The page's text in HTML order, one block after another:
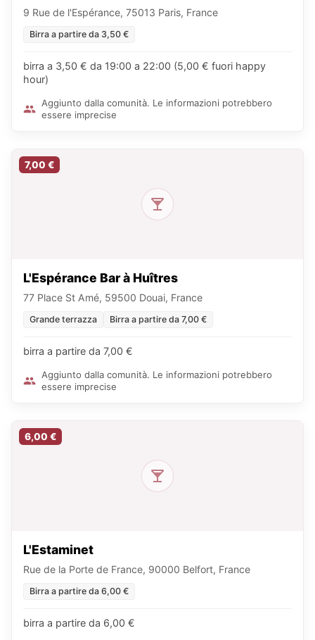
9 Rue de l'Espérance, 75013 Paris, France
Birra a partire da 3,50 €
birra a 3,50 € da 19:00 a 22:00 (5,00 € fuori happy
hour)
Aggiunto dalla comunità. Le informazioni potrebbero
essere imprecise
7,00 €
L'Espérance Bar à Huîtres
77 Place St Amé, 59500 Douai, France
Grande terrazza Birra a partire da 7,00 €
birra a partire da 7,00 €
Aggiunto dalla comunità. Le informazioni potrebbero
essere imprecise
6,00 €
L'Estaminet
Rue de la Porte de France, 90000 Belfort, France
Birra a partire da 6,00 €
birra a partire da 6,00 €